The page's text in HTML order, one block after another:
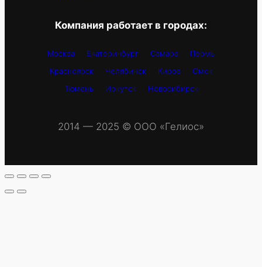
Компания работает в городах:
Москва Екатеринбург Самара
Пермь
Красноярск
Челябинск Киров
Омск
Тюмень
Иркутск Новосибирск
2014 — 2025 © OOO «Гелиос»